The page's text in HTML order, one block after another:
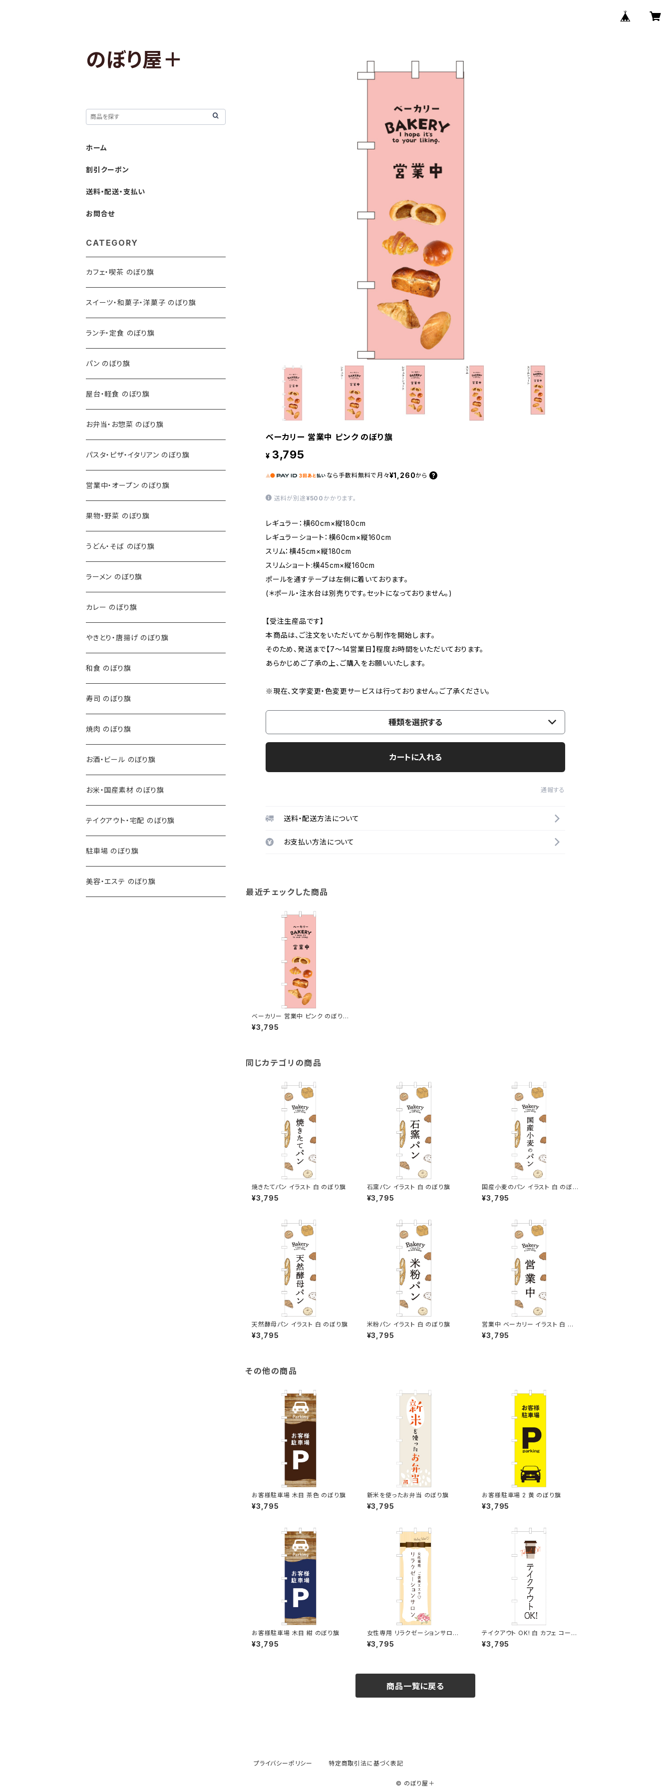
ベーカリー 営業中 ピンク のぼり旗
¥ 3,795
なら 手数料無料で 月々¥1,260から
送料が別途 ¥500 かかります。
レギュラー：横60cm×縦180cm
レギュラーショート：横60cm×縦160cm
スリム：横45cm×縦180cm
スリムショート:横45cm×縦160cm
ポールを通すテープは左側に着いております。
(＊ポール・注水台は別売りです。セットになっておりません。)
【受注生産品です】
本商品は、ご注文をいただいてから制作を開始します。
そのため、発送まで【7〜14営業日】程度お時間をいただいております。
あらかじめご了承の上、ご購入をお願いいたします。
※現在、文字変更・色変更サービスは行っておりません。ご了承ください。
種類を選択する
カートに入れる
通報する
送料・配送方法について
お支払い方法について
最近チェックした商品
ベーカリー 営業中 ピンク のぼり
旗
¥3,795
同じカテゴリの商品
焼きたてパン イラスト 白 のぼり旗
¥3,795
石窯パン イラスト 白 のぼり旗
¥3,795
国産小麦のパン イラスト 白 のぼり
旗
¥3,795
天然酵母パン イラスト 白 のぼり旗
¥3,795
米粉パン イラスト 白 のぼり旗
¥3,795
営業中 ベーカリー イラスト 白 の
ぼり旗
¥3,795
その他の商品
お客様駐車場 木目 茶色 のぼり旗
¥3,795
新米を使ったお弁当 のぼり旗
¥3,795
お客様駐車場 2 黄 のぼり旗
¥3,795
お客様駐車場 木目 紺 のぼり旗
¥3,795
女性専用 リラクゼーションサロン
オレンジ のぼり旗
¥3,795
テイクアウト OK! 白 カフェ コーヒ
ー 2 のぼり旗
¥3,795
商品一覧に戻る
のぼり屋＋
ホーム
割引クーポン
送料・配送・支払い
お問合せ
CATEGORY
カフェ・喫茶 のぼり旗
スイーツ・和菓子・洋菓子 のぼり旗
ランチ・定食 のぼり旗
パン のぼり旗
屋台・軽食 のぼり旗
お弁当・お惣菜 のぼり旗
パスタ・ピザ・イタリアン のぼり旗
営業中・オープン のぼり旗
果物・野菜 のぼり旗
うどん・そば のぼり旗
ラーメン のぼり旗
カレー のぼり旗
やきとり・唐揚げ のぼり旗
和食 のぼり旗
寿司 のぼり旗
焼肉 のぼり旗
お酒・ビール のぼり旗
お米・国産素材 のぼり旗
テイクアウト・宅配 のぼり旗
駐車場 のぼり旗
美容・エステ のぼり旗
プライバシーポリシー 特定商取引法に基づく表記
© のぼり屋＋